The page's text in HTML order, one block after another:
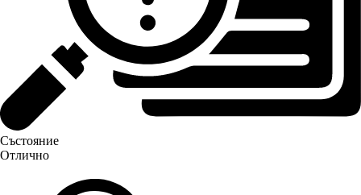
Състояние
Отлично